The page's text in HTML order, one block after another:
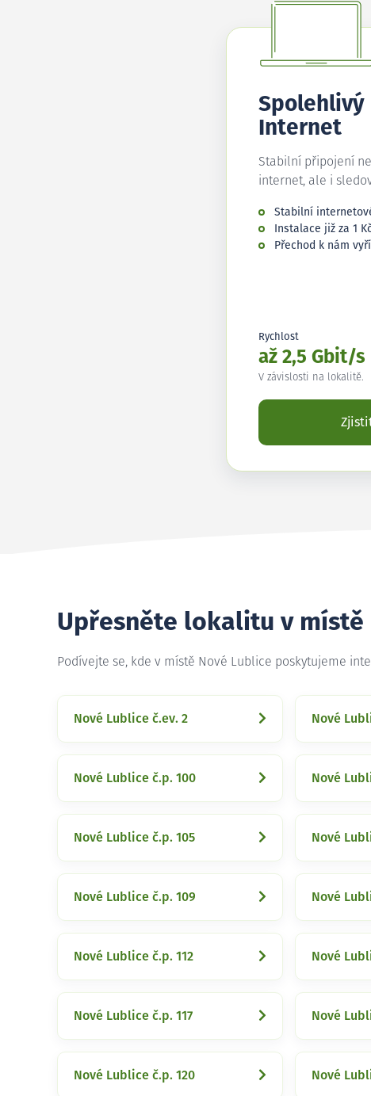
Spolehlivý
Internet
Stabilní připojení
internet, ale i
Stabilní
Instalace již za 1 Kč
Přechod k nám
Rychlost
až 2,5 Gbit/s
V závislosti na lokalitě.
Upřesněte lokalitu v místě
Podívejte se, kde v místě Nové Lublice poskytujeme
Nové Lublice č.ev. 2 Nové
Nové Lublice č.p. 100 Nové
Nové Lublice č.p. 105 Nové
Nové Lublice č.p. 109 Nové
Nové Lublice č.p. 112 Nové
Nové Lublice č.p. 117 Nové
Nové Lublice č.p. 120 Nové